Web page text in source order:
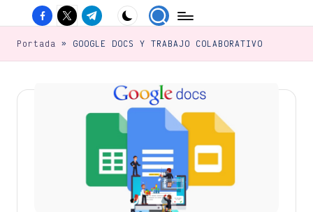
sitio
noticias
tecnología
Facebook
Twitter
Canal
Telegram
Portada » GOOGLE DOCS Y TRABAJO COLABORATIVO